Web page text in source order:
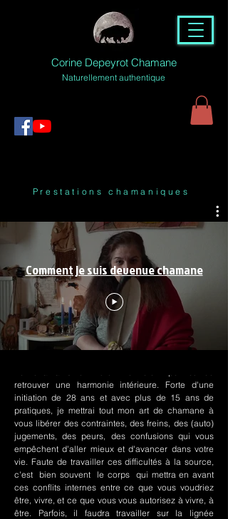
Corine Depeyrot Chamane
Naturellement authentique
Prestations chamaniques
Comment je suis devenue chamane
retrouver une harmonie intérieure. Forte d'une
initiation de 28 ans et avec plus de 15 ans de
pratiques, je mettrai tout mon art de chamane à
vous libérer des contraintes, des freins, des (auto)
jugements, des peurs, des confusions qui vous
empêchent d'aller mieux et d'avancer dans votre
vie. Faute de travailler ces difficultés à la source,
c'est bien souvent le corps qui mettra en avant
ces conflits internes entre ce que vous voudriez
être, vivre, et ce que vous vous autorisez à vivre, à
être. Parfois, il faudra travailler sur la lignée